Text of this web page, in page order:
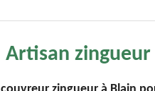
Artisan zingueur